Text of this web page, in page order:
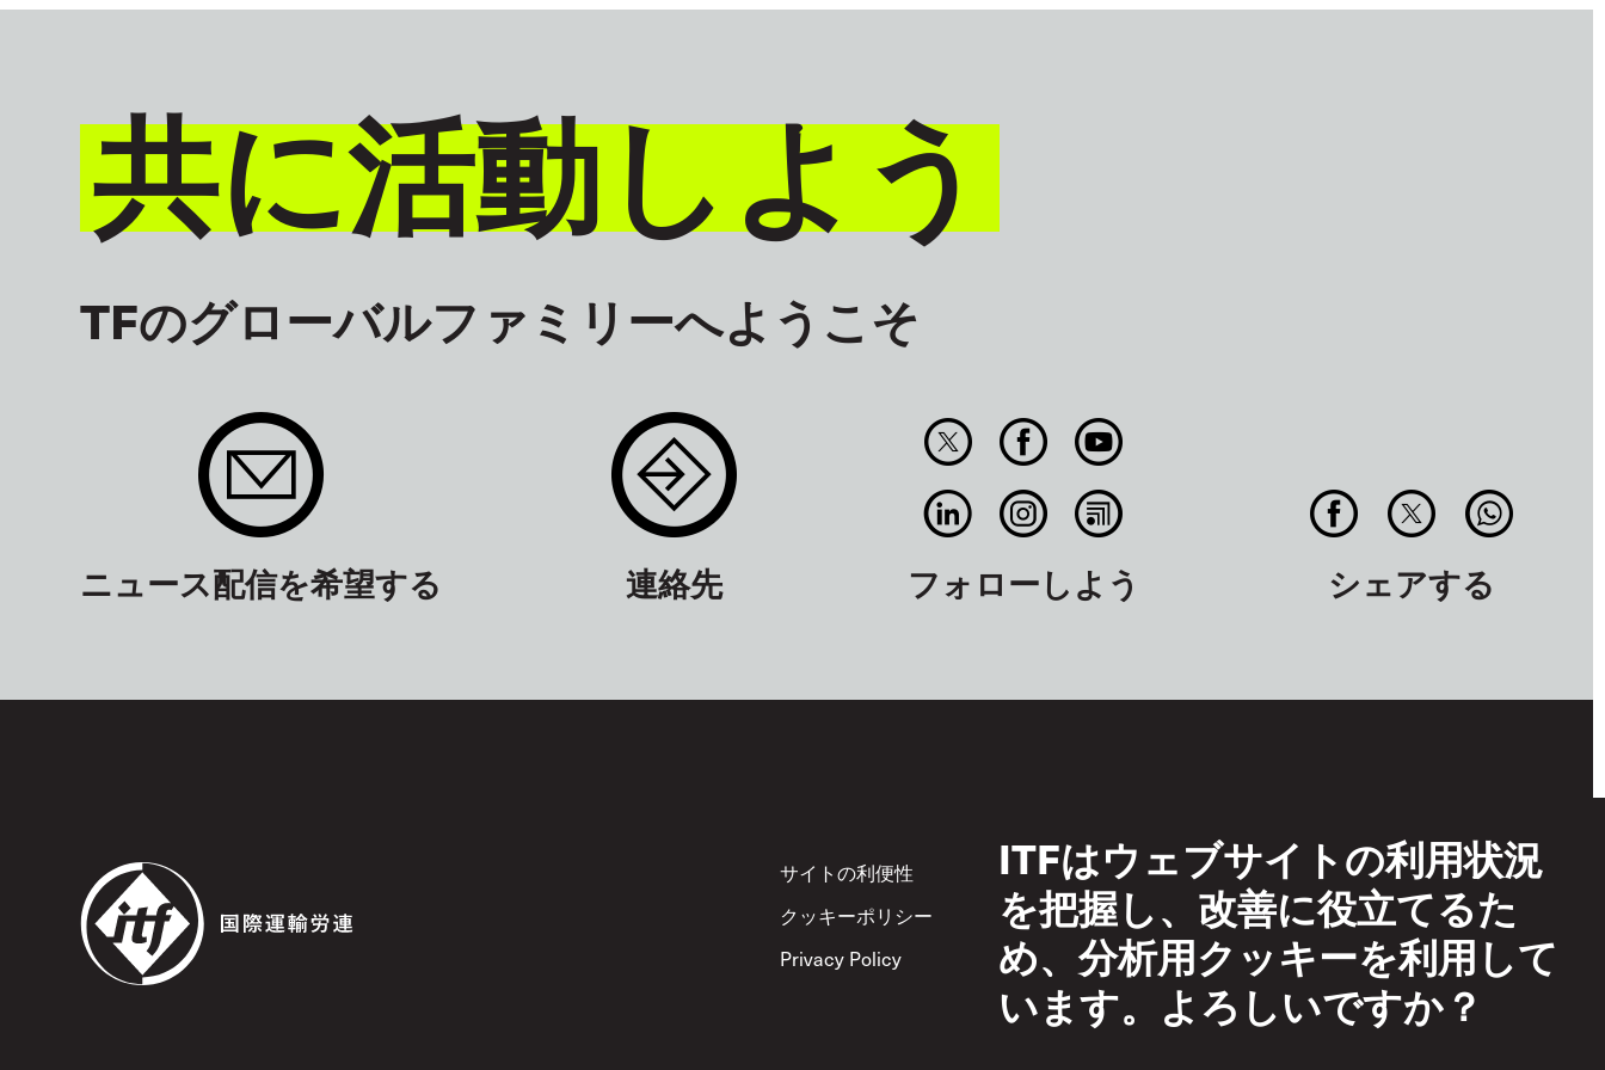
共に活動しよう
TFのグローバルファミリーへようこそ
ニュース配信を希望する 連絡先 フォローしよう シェアする
Footer
サイトの利便性
サイトの利用条件
クッキーポリシー
Acceptable Use
Privacy Policy
相互尊重方針
ITFはウェブサイトの利用状況
を把握し、改善に役立てるた
め、分析用クッキーを利用して
います。よろしいですか？